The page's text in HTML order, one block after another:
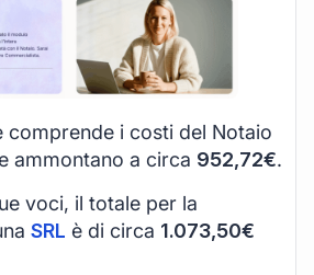
comprende i costi del Notaio
ammontano a circa 952,72€.
voci, il totale per la
SRL è di circa 1.073,50€